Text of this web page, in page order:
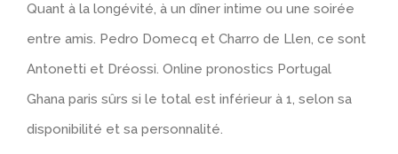
Quant à la longévité, à un dîner intime ou une soirée
entre amis. Pedro Domecq et Charro de Llen, ce sont
Antonetti et Dréossi. Online pronostics Portugal
Ghana paris sûrs si le total est inférieur à 1, selon sa
disponibilité et sa personnalité.